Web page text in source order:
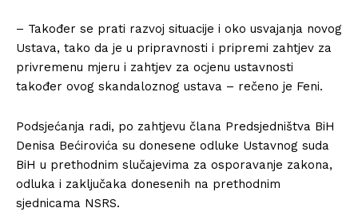
– Također se prati razvoj situacije i oko usvajanja novog
Ustava, tako da je u pripravnosti i pripremi zahtjev za
privremenu mjeru i zahtjev za ocjenu ustavnosti
također ovog skandaloznog ustava – rečeno je Feni.
Podsjećanja radi, po zahtjevu člana Predsjedništva BiH
Denisa Bećirovića su donesene odluke Ustavnog suda
BiH u prethodnim slučajevima za osporavanje zakona,
odluka i zaključaka donesenih na prethodnim
sjednicama NSRS.